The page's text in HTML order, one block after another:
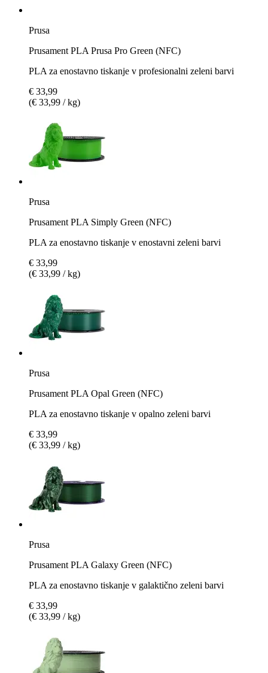
Prusa
Prusament PLA Prusa Pro Green (NFC)
PLA za enostavno tiskanje v profesionalni zeleni barvi
€ 33,99
(€ 33,99 / kg)
Prusa
Prusament PLA Simply Green (NFC)
PLA za enostavno tiskanje v enostavni zeleni barvi
€ 33,99
(€ 33,99 / kg)
Prusa
Prusament PLA Opal Green (NFC)
PLA za enostavno tiskanje v opalno zeleni barvi
€ 33,99
(€ 33,99 / kg)
Prusa
Prusament PLA Galaxy Green (NFC)
PLA za enostavno tiskanje v galaktično zeleni barvi
€ 33,99
(€ 33,99 / kg)